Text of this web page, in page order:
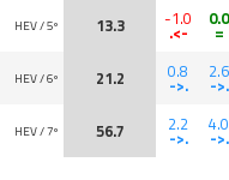
HEV / 5º 13.3 -1.0
.<-
0.0
=
HEV / 6º 21.2 0.8
->.
2.6
->.
HEV / 7º 56.7 2.2
->.
4.0
->.